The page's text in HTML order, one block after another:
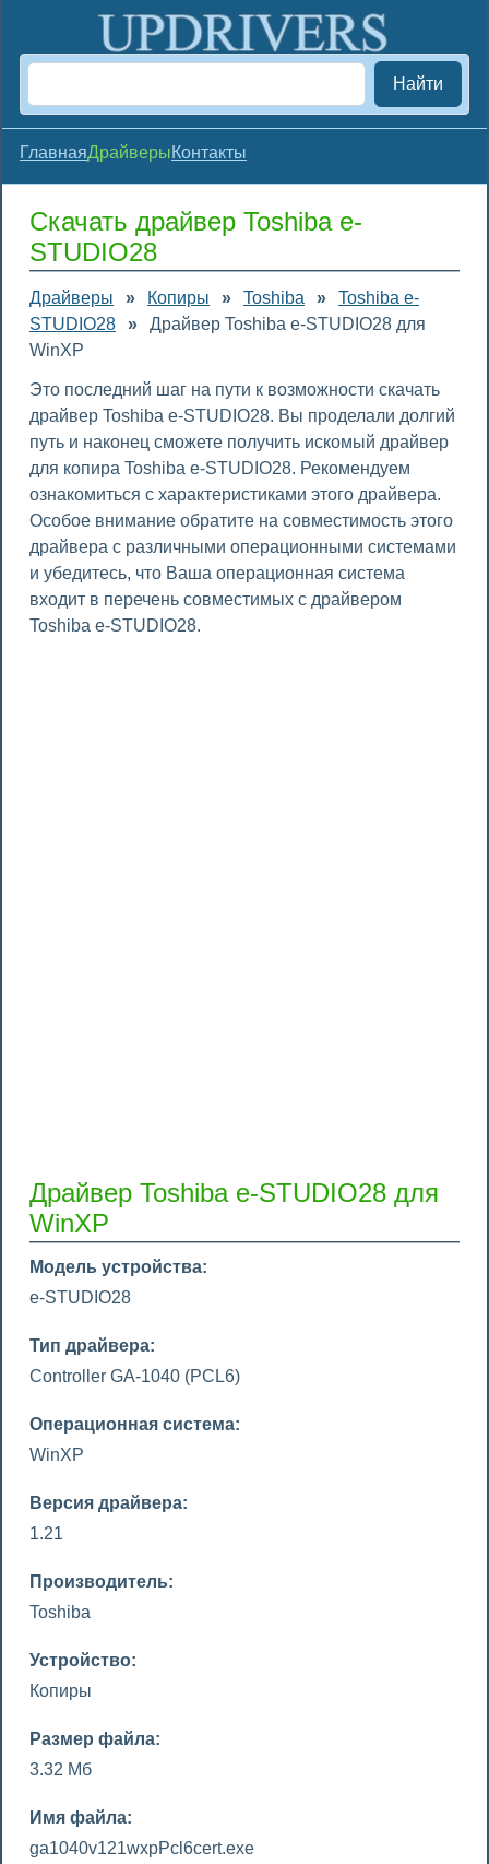
Найти
ГлавнаяДрайверыКонтакты
Скачать драйвер Toshiba e-
STUDIO28
Драйверы » Копиры » Toshiba »
Toshiba e-
STUDIO28
»
Драйвер Toshiba e-STUDIO28 для
WinXP
Это последний шаг на пути к возможности скачать
драйвер Toshiba e-STUDIO28. Вы проделали долгий
путь и наконец сможете получить искомый драйвер
для копира Toshiba e-STUDIO28. Рекомендуем
ознакомиться с характеристиками этого драйвера.
Особое внимание обратите на совместимость этого
драйвера с различными операционными системами
и убедитесь, что Ваша операционная система
входит в перечень совместимых с драйвером
Toshiba e-STUDIO28.
Драйвер Toshiba e-STUDIO28 для
WinXP
Модель устройства:
e-STUDIO28
Тип драйвера:
Controller GA-1040 (PCL6)
Операционная система:
WinXP
Версия драйвера:
1.21
Производитель:
Toshiba
Устройство:
Копиры
Размер файла:
3.32 Мб
Имя файла:
ga1040v121wxpPcl6cert.exe